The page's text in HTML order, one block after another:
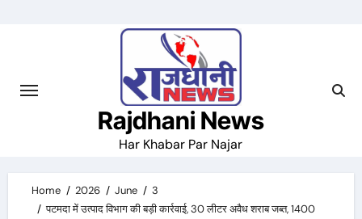
Rajdhani News
Har Khabar Par Najar
Home 2026 June
3
पटमदा में उत्पाद विभाग की बड़ी कार्रवाई, 30 लीटर अवैध शराब जब्त, 1400